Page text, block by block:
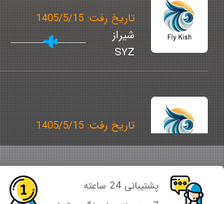
تاریخ رفت: 1405/5/15
شیراز
SYZ
تاریخ رفت: 1405/5/15
شیراز
SYZ
پشتیبانی 24 ساعته